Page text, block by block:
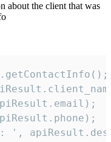
about the client that was
',